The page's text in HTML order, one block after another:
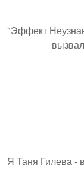
"Эффект
Я Таня Гилева -